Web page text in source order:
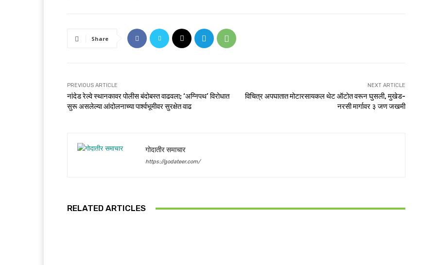
Share
PREVIOUS ARTICLE
नांदेड रेल्वे स्थानकावर पोलीस बंदोबस्त वाढवला; ‘अग्निपथ’ विरोधात
सुरू असलेल्या आंदोलनाच्या पार्श्वभूमीवर सुरक्षेत वाढ
NEXT ARTICLE
विचित्र अपघातात मोटारसायकल थेट ऑटोत वरून घुसली, मुखेड-
नरसी मार्गावर ३ जण जखमी
गोदातीर समाचार
https://godateer.com/
RELATED ARTICLES